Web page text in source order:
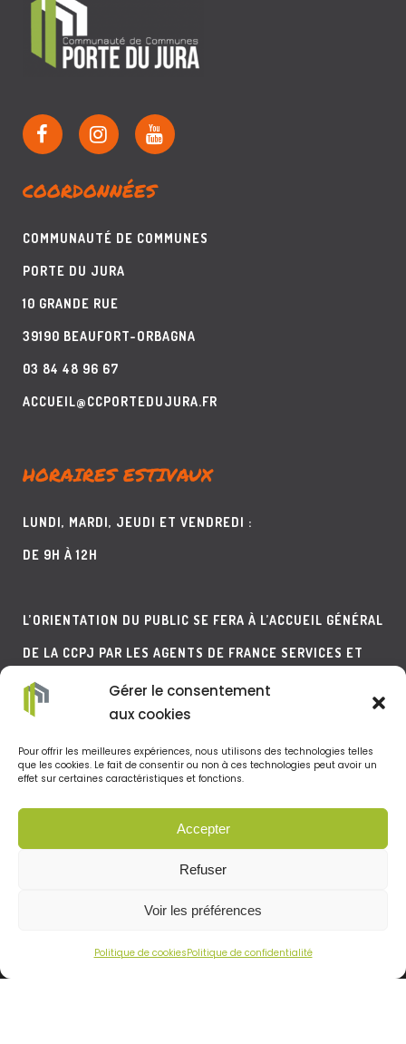
Gérer le consentement
aux cookies
Pour offrir les meilleures expériences, nous utilisons des technologies telles
que les cookies. Le fait de consentir ou non à ces technologies peut avoir un
effet sur certaines caractéristiques et fonctions.
Accepter
Refuser
Voir les préférences
Politique de cookiesPolitique de confidentialité
COORDONNÉES
COMMUNAUTÉ DE COMMUNES
PORTE DU JURA
10 GRANDE RUE
39190 BEAUFORT-ORBAGNA
03 84 48 96 67
ACCUEIL@CCPORTEDUJURA.FR
HORAIRES ESTIVAUX
LUNDI, MARDI, JEUDI ET VENDREDI :
DE 9H À 12H
L’ORIENTATION DU PUBLIC SE FERA À L’ACCUEIL GÉNÉRAL
DE LA CCPJ PAR LES AGENTS DE FRANCE SERVICES ET
DE L’AGENCE POSTALE.
LE TÉLÉPHONE SERA QUANT À LUI MIS SUR UNE
MESSAGERIE EN DEHORS DES HORAIRES D’ACCUEIL DE LA
MENTIONS LÉGALES –POLITIQUE DE COOKIES –POLITIQUE DE